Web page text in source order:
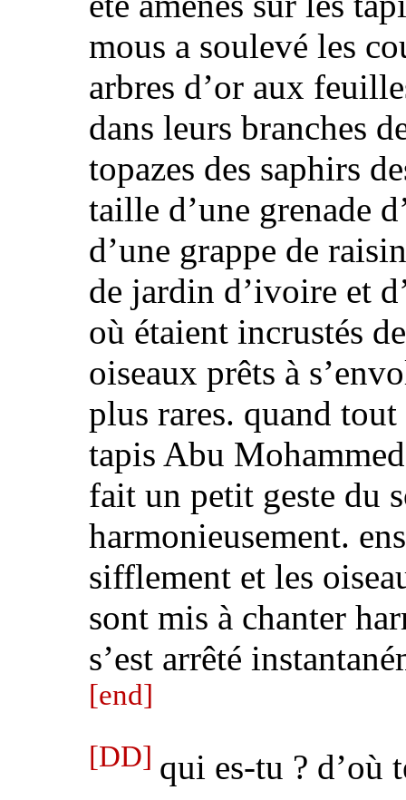
mous a soulevé les
arbres d’or aux
dans leurs branches
topazes des saphirs
taille d’une grenade
d’une grappe de
de jardin d’ivoire et
où étaient incrustés
oiseaux prêts à
plus rares. quand tout
tapis Abu
fait un petit geste du
harmonieusement.
sifflement et les
sont mis à chanter
s’est arrêté
[end]
[DD] qui es-tu ? d’où